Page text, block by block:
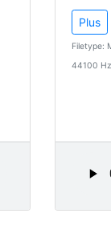
Plus
Filetype:
44100